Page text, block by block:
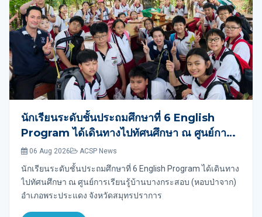
นักเรียนระดับชั้นประถมศึกษาที่ 6 English
Program ได้เดินทางไปทัศนศึกษา ณ ศูนย์การ
เรียนรู้บ้านบางกระสอบ (หอบป่าจาก) อำเภอ
พระประแดง จังหวัดสมุทรปราการ
06 Aug 2026 ACSP News
นักเรียนระดับชั้นประถมศึกษาที่ 6 English Program ได้เดินทาง
ไปทัศนศึกษา ณ ศูนย์การเรียนรู้บ้านบางกระสอบ (หอบป่าจาก)
อำเภอพระประแดง จังหวัดสมุทรปราการ